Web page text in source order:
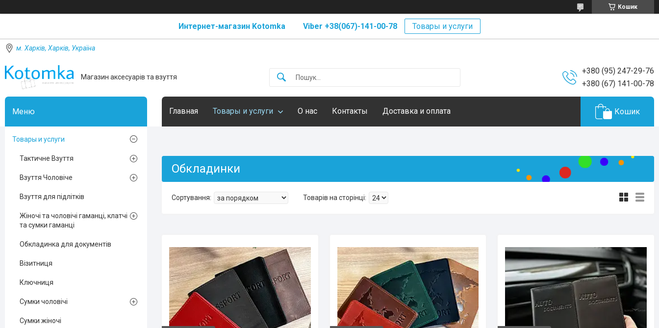
Кошик
Интернет-магазин Kotomka Viber +38(067)-141-00-78 Товары и услуги
м. Харків, Харків, Україна
Магазин аксесуарів та взуття
+380 (95) 247-29-76
+380 (67) 141-00-78
Главная Товары и услуги О нас Контакты Доставка и оплата Кошик
Обкладинки
Товары и услуги
Тактичне Взуття
Взуття Чоловіче
Взуття для підлітків
Жіночі та чоловічі гаманці, клатчі
та сумки гаманці
Обкладинка для документів
Візитниця
Ключниця
Сумки чоловічі
Сумки жіночі